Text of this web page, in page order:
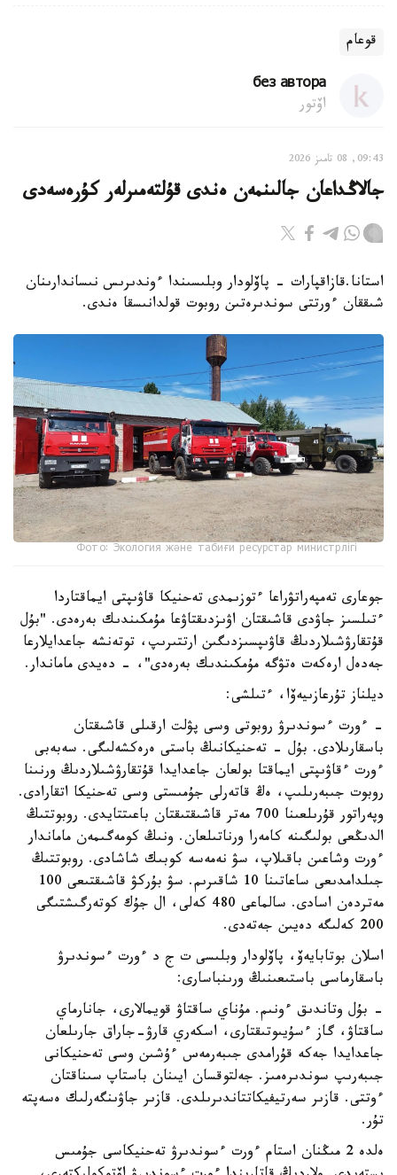
قوعام
без автора
اۆتور
09:43, 08 تامىز 2026
جالاڭداعان جالىنمەن ەندى قۇلتەمىرلەر كۇرەسەدى
استانا.قازاقپارات - پاۆلودار وبلىسىندا ءوندىرىس نىساندارىنان
شىققان ءورتتى سوندىرەتىن روبوت قولدانىسقا ەندى.
Фото: Экология және табиғи ресурстар министрлігі
جوعارى تەمپەراتۋراعا ءتوزىمدى تەحنيكا قاۋىپتى ايماقتاردا
ءتىلسىز جاۋدى قاشىقتان اۋىزدىقتاۋعا مۇمكىندىك بەرەدى. "بۇل
قۇتقارۋشىلاردىڭ قاۋىپسىزدىگىن ارتتىرىپ، توتەنشە جاعدايلارعا
جەدەل ارەكەت ەتۋگە مۇمكىندىك بەرەدى"، - دەيدى ماماندار.
ديلناز تۇرعازىيەۆا، ءتىلشى:
- ءورت ءسوندىرۋ روبوتى وسى پۋلت ارقىلى قاشىقتان
باسقارىلادى. بۇل - تەحنيكانىڭ باستى ەرەكشەلىگى. سەبەبى
ءورت ءقاۋىپتى ايماقتا بولعان جاعدايدا قۇتقارۋشىلاردىڭ ورنىنا
روبوت جىبەرىلىپ، ەڭ قاتەرلى جۇمىستى وسى تەحنيكا اتقارادى.
وپەراتور قۇرىلعىنا 700 مەتر قاشىقتىقتان باعىتتايدى. روبوتتىڭ
الدىڭعى بولىگىنە كامەرا ورناتىلعان. ونىڭ كومەگىمەن ماماندار
ءورت وشاعىن باقىلاپ، سۋ نەمەسە كوبىك شاشادى. روبوتتىڭ
جىلدامدىعى ساعاتىنا 10 شاقىرىم. سۋ بۇركۋ قاشىقتىعى 100
مەتردەن اسادى. سالماعى 480 كەلى، ال جۇك كوتەرگىشتىگى
200 كەلىگە دەيىن جەتەدى.
اسلان بوتابايەۆ، پاۆلودار وبلىسى ت ج د ءورت ءسوندىرۋ
باسقارماسى باستىعىنىڭ ورىنباسارى:
- بۇل وتاندىق ءونىم. مۇناي ساقتاۋ قويمالارى، جانارماي
ساقتاۋ، گاز ءسۇيىوتىقتارى، اسكەري قارۋ-جاراق جارىلعان
جاعدايدا جەكە قۇرامدى جىبەرمەس ءۇشىن وسى تەحنيكانى
جىبەرىپ سوندىرەمىز. جەلتوقسان ايىنان باستاپ سىناقتان
ءوتتى. قازىر سەرتيفيكاتتاندىرىلدى. قازىر جاۋىنگەرلىك ەسەپتە
تۇر.
ەلدە 2 مىڭنان استام ءورت ءسوندىرۋ تەحنيكاسى جۇمىس